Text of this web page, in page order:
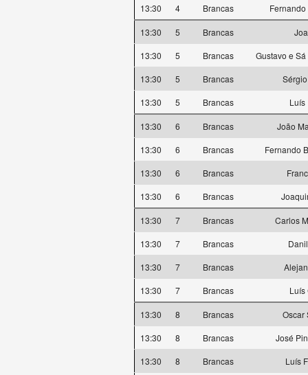
13:30
4 Brancas
13:30 5 Brancas
13:30
5 Brancas
Gustavo e
13:30
5 Brancas
13:30
5 Brancas Luís
13:30 6 Brancas
João
13:30
6 Brancas
Fernando
13:30
6 Brancas
13:30
6 Brancas
13:30 7 Brancas
Carlos
13:30
7 Brancas
13:30
7 Brancas
13:30
7 Brancas Luís
13:30 8 Brancas
Oscar
13:30
8 Brancas
José
13:30
8 Brancas
Luís